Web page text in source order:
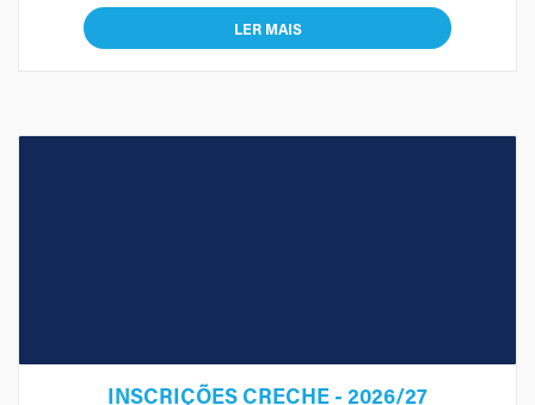
LER MAIS
INSCRIÇÕES CRECHE - 2026/27